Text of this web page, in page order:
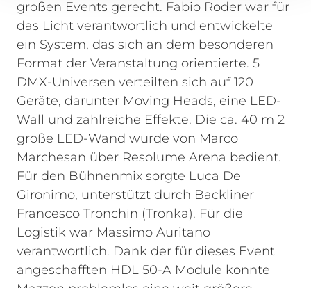
großen Events gerecht. Fabio Roder war für
das Licht verantwortlich und entwickelte
ein System, das sich an dem besonderen
Format der Veranstaltung orientierte. 5
DMX-Universen verteilten sich auf 120
Geräte, darunter Moving Heads, eine LED-
Wall und zahlreiche Effekte. Die ca. 40 m 2
große LED-Wand wurde von Marco
Marchesan über Resolume Arena bedient.
Für den Bühnenmix sorgte Luca De
Gironimo, unterstützt durch Backliner
Francesco Tronchin (Tronka). Für die
Logistik war Massimo Auritano
verantwortlich. Dank der für dieses Event
angeschafften HDL 50-A Module konnte